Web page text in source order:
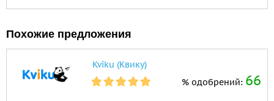
Похожие предложения
Kviku (Квику)
% одобрений: 66